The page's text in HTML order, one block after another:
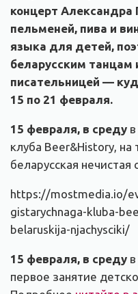
концерт
пельменей, пива и
языка для детей,
беларусским танцам
писательницей —
15 по 21 февраля.
15 февраля, в среду
клуба Beer&History, на
беларусская нечистая
https://mostmedia.io/
gistarychnaga-kluba-
belaruskija-njachysciki/
15 февраля, в среду
первое занятие